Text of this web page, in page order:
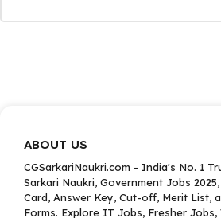
ABOUT US
CGSarkariNaukri.com - India's No. 1
Sarkari Naukri, Government Jobs
Card, Answer Key, Cut-off, Merit List,
Forms. Explore IT Jobs, Fresher